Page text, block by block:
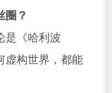
圈？
是《哈利波
虚构世界，都能